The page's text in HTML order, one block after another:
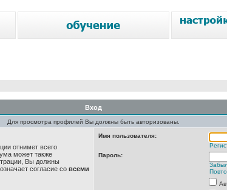
Вход
Для просмотра профилей Вы должны быть авторизованы.
отнимет всего
может также
Вы должны
согласие со всеми
Имя пользователя:
Пароль: